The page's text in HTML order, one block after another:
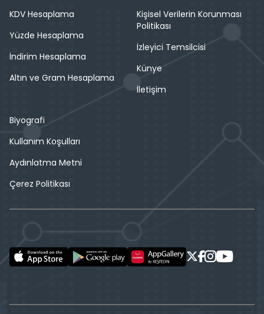
KDV Hesaplama
Yüzde Hesaplama
İndirim Hesaplama
Altın ve Gram Hesaplama
Kişisel Verilerin Korunması
Politikası
İzleyici Temsilcisi
Künye
İletişim
Biyografi
Kullanım Koşulları
Aydınlatma Metni
Çerez Politikası